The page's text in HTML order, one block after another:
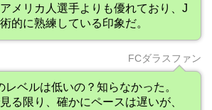
メリカ人選手よりも優れており、J
的に熟練している印象だ。
FCダラスファン
ベルは低いの？知らなかった。
る限り、確かにペースは遅いが、